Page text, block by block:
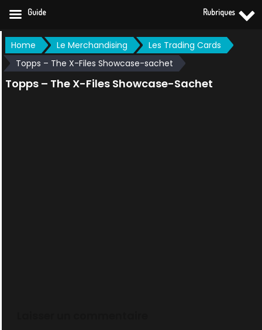
Skip
to
content
Home Le Merchandising
Les Trading Cards
Topps – The X-Files Showcase-sachet
Topps – The X-Files Showcase-Sachet
Guide Rubriques